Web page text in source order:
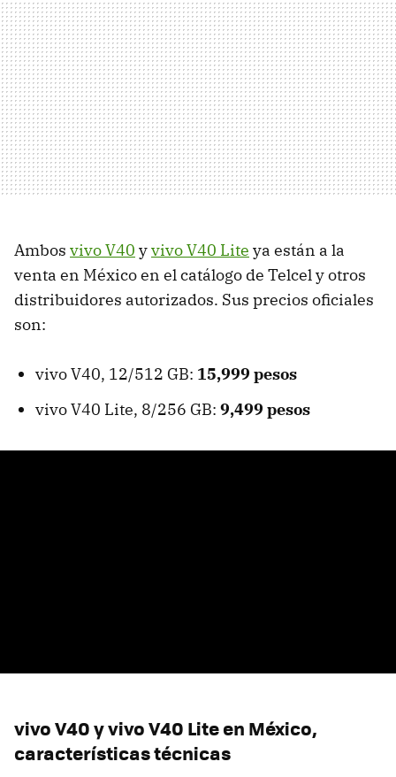
Ambos vivo V40 yvivo V40 Lite ya están a la
venta en México en el catálogo de Telcel y otros
distribuidores autorizados. Sus precios oficiales
son:
vivo V40, 12/512 GB: 15,999 pesos
vivo V40 Lite, 8/256 GB: 9,499 pesos
vivo V40 y vivo V40 Lite en México,
características técnicas